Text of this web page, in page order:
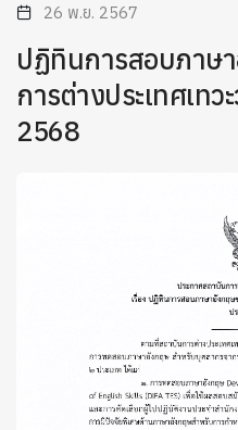
26 พ.ย. 2567
ปฏิทินการสอบภาษ
การต่างประเทศเทว
2568